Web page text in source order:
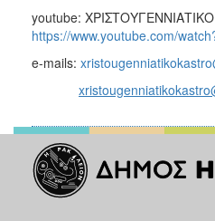
youtube:
https://www.youtube.com/
e-mails: